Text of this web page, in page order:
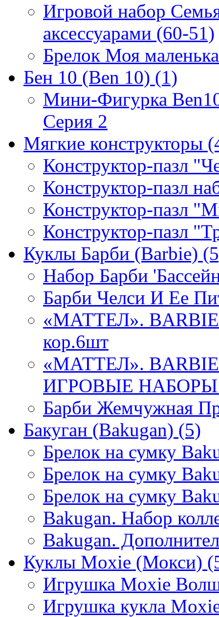
Игровой набор
аксессуарами (60-51)
Брелок Моя
Бен 10 (Ben 10) (1)
Мини-Фигурка Ben10
Серия 2
Мягкие конструкторы
Конструктор-пазл
Конструктор-пазл
Конструктор-пазл
Конструктор-пазл
Куклы Барби (Barbie)
Набор Барби
Барби Челси И Ее
«МАТТЕЛ».
кор.6шт
«МАТТЕЛ».
ИГРОВЫЕ НАБОРЫ
Барби Жемчужная
Бакуган (Bakugan) (5)
Брелок на сумку
Брелок на сумку
Брелок на сумку
Bakugan. Набор
Bakugan.
Куклы Moxie (Мокси)
Игрушка Moxie
Игрушка кукла